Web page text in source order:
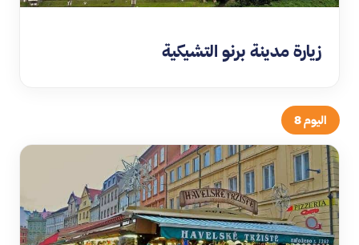
زيارة مدينة برنو التشيكية
اليوم 8